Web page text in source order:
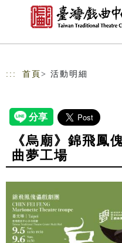
跳到主要內容
網站導覽
::: 首頁 > 活動明細
《烏廟》錦飛鳳
曲夢工場